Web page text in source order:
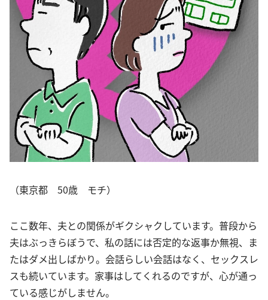
（東京都 50歳 モチ）
ここ数年、夫との関係がギクシャクしています。普段から
夫はぶっきらぼうで、私の話には否定的な返事か無視、ま
たはダメ出しばかり。会話らしい会話はなく、セックスレ
スも続いています。家事はしてくれるのですが、心が通っ
ている感じがしません。